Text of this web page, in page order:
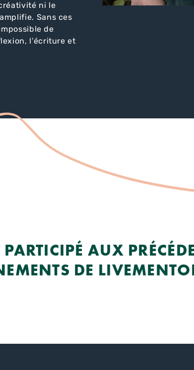
ni le
Sans ces
de
l’écriture et
AUX
DE